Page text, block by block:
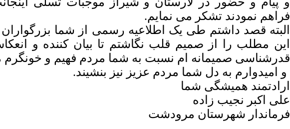
فراهم نمودند تشکر می نمایم.
البته قصد داشتم طی یک اطلاعیه رسمی از شما بزرگواران
این مطلب را از صمیم قلب نگاشتم تا بیان کننده و
قدرشناسی صمیمانه ام نسبت به شما مردم فه‍یم و
و امیدوارم به دل شما مردم عزیز نیز بنشیند.
ارادتمند همیشگی شما
علی اکبر نجیب زاده
فرماندار شهرستان مرودشت